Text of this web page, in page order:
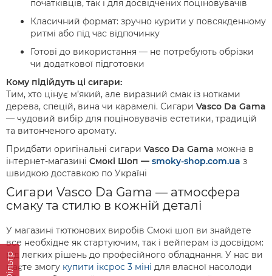
Фільтр
початківців, так і для досвідчених поціновувачів
Класичний формат: зручно курити у повсякденному
ритмі або під час відпочинку
Готові до використання — не потребують обрізки
чи додаткової підготовки
Кому підійдуть ці сигари:
Тим, хто цінує м’який, але виразний смак із нотками
дерева, спецій, вина чи карамелі. Сигари Vasco Da Gama
— чудовий вибір для поціновувачів естетики, традицій
та витонченого аромату.
Придбати оригінальні сигари Vasco Da Gama можна в
інтернет-магазині Смокі Шоп — smoky-shop.com.ua з
швидкою доставкою по Україні
Сигари Vasco Da Gama — атмосфера
смаку та стилю в кожній деталі
У магазині тютюнових виробів Смокі шоп ви знайдете
все необхідне як стартуючим, так і вейперам із досвідом:
від легких рішень до професійного обладнання. У нас ви
маєте змогу купити іксрос 3 міні для власної насолоди